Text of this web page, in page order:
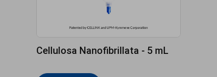
Cellulosa Nanofibrillata - 5 mL